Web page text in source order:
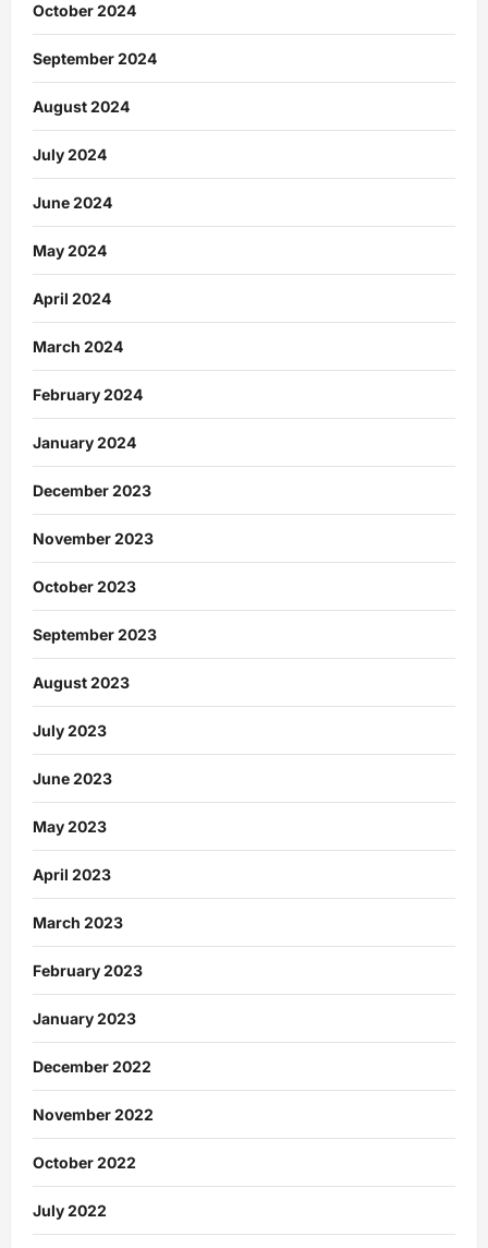
October 2024
September 2024
August 2024
July 2024
June 2024
May 2024
April 2024
March 2024
February 2024
January 2024
December 2023
November 2023
October 2023
September 2023
August 2023
July 2023
June 2023
May 2023
April 2023
March 2023
February 2023
January 2023
December 2022
November 2022
October 2022
July 2022